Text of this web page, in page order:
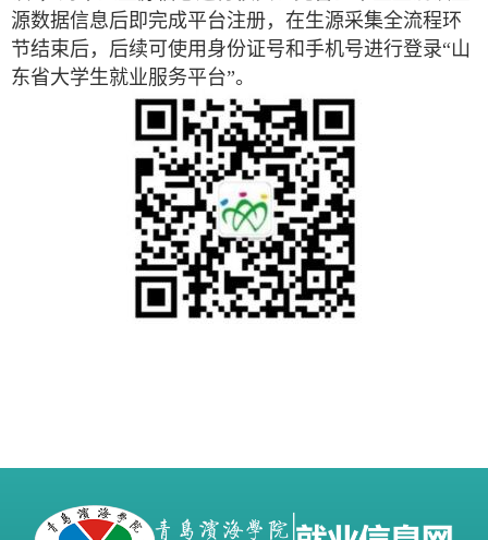
源数据信息后即完成平台注册，在生源采集全流程环
节结束后，后续可使用身份证号和手机号进行登录“山
东省大学生就业服务平台”。